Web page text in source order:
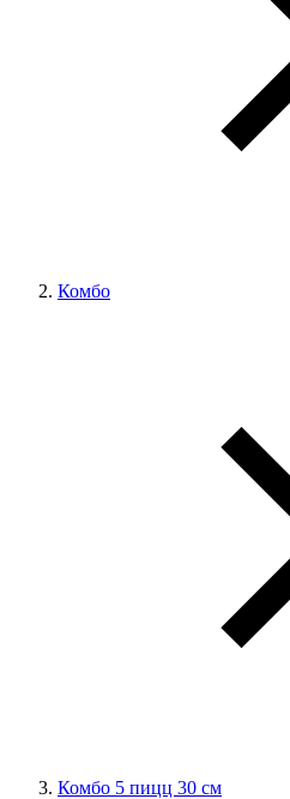
Комбо
Комбо 5 пицц 30 см